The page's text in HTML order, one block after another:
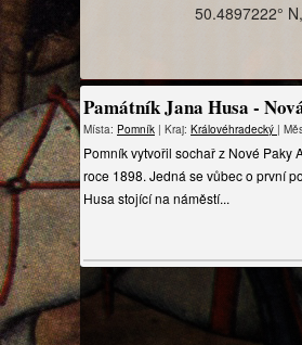
50.4897222°
Památník Jana Husa -
Místa: Pomník | Kraj: Královéhradecký |
Pomník vytvořil sochař z Nové Paky
roce 1898. Jedná se vůbec o první
Husa stojící na náměstí...